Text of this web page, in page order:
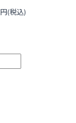
円(税込)